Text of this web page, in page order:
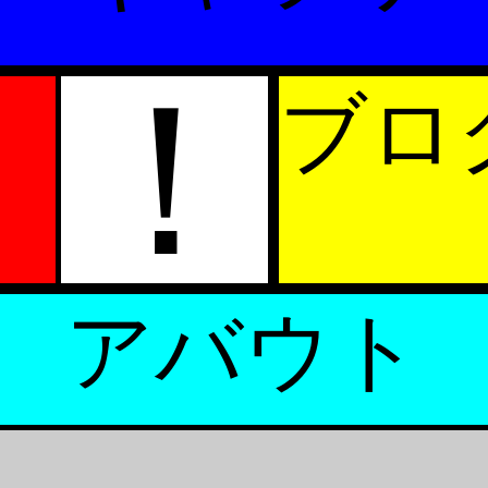
ブロ
！
アバウト